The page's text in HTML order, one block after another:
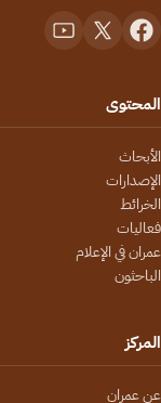
المحتوى
الأبحاث
الإصدارات
الخرائط
فعاليات
عمران في الإعلام
الباحثون
المركز
عن عمران